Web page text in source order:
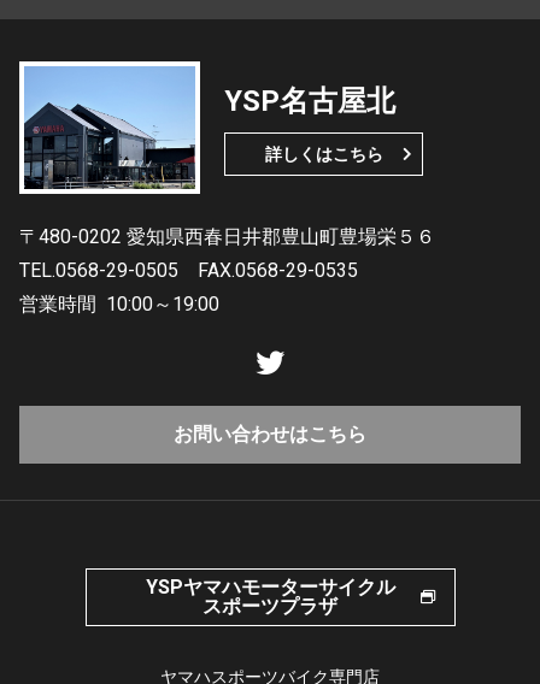
YSP名古屋北
詳しくはこちら
〒480-0202 愛知県西春日井郡豊山町豊場栄５６
TEL.0568-29-0505
FAX.0568-29-0535
営業時間 10:00～19:00
お問い合わせはこちら
YSPヤマハモーターサイクル
スポーツプラザ
ヤマハスポーツバイク専門店